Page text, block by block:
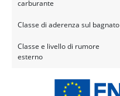
carburante
Classe di aderenza sul bagnato
Classe e livello di rumore
esterno